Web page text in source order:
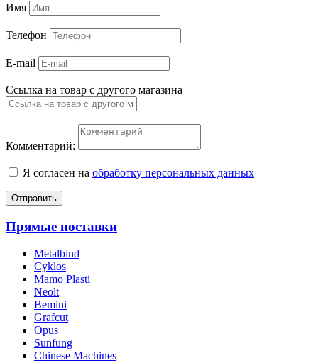
Имя
Телефон
E-mail
Ссылка на товар с другого магазина
Комментарий:
Я согласен на обработку персональных данных
Отправить
Прямые поставки
Metalbind
Cyklos
Mamo Plasti
Neolt
Bemini
Grafcut
Opus
Sunfung
Chinese Machines